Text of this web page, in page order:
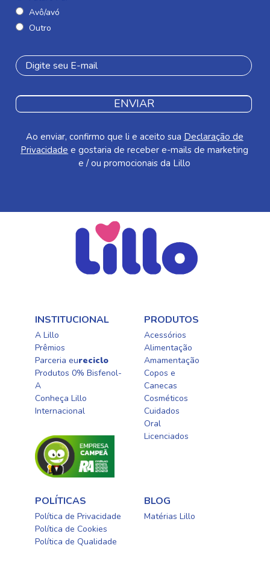
Avô/avó
Outro
ENVIAR
Ao enviar, confirmo que li e aceito sua Declaração de
Privacidade e gostaria de receber e-mails de marketing
e / ou promocionais da Lillo
INSTITUCIONAL
A Lillo
Prêmios
Parceria eureciclo
Produtos 0% Bisfenol-
A
Conheça Lillo
Internacional
PRODUTOS
Acessórios
Alimentação
Amamentação
Copos e
Canecas
Cosméticos
Cuidados
Oral​
Licenciados​
POLÍTICAS
Política de Privacidade
Política de Cookies
Política de Qualidade
BLOG
Matérias Lillo